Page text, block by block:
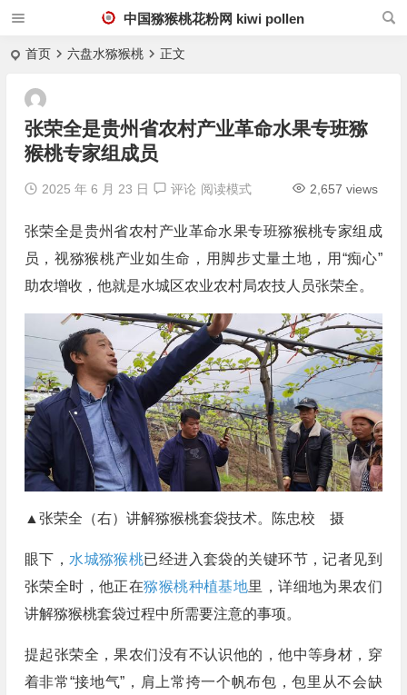
中国猕猴桃花粉网 kiwi pollen
首页 六盘水猕猴桃 正文
张荣全是贵州省农村产业革命水果专班猕
猴桃专家组成员
2025 年 6 月 23 日 评论 2,657 views
阅读模式
张荣全是贵州省农村产业革命水果专班猕猴桃专家组成
员，视猕猴桃产业如生命，用脚步丈量土地，用“痴心”
助农增收，他就是水城区农业农村局农技人员张荣全。
▲张荣全（右）讲解猕猴桃套袋技术。陈忠校 摄
眼下， 水城猕猴桃已经进入套袋的关键环节，记者见到
张荣全时，他正在猕猴桃种植基地里，详细地为果农们
讲解猕猴桃套袋过程中所需要注意的事项。
提起张荣全，果农们没有不认识他的，他中等身材，穿
着非常“接地气”，肩上常挎一个帆布包，包里从不会缺